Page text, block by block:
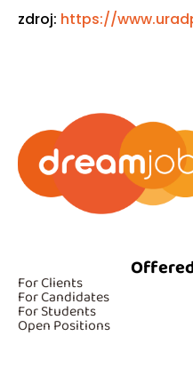
zdroj: https://
For Clients
For Candidates
For Students
Open Positions